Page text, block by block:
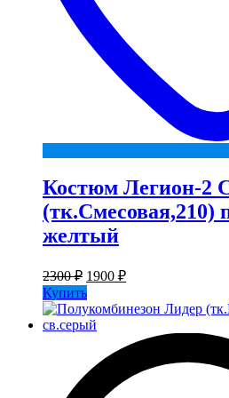
Костюм Легион-2
(тк.Смесовая,210)
желтый
2300₽ Первоначальная
цена
составляла
2300 ₽.
1900 ₽Текущая
1900 ₽.
Купить